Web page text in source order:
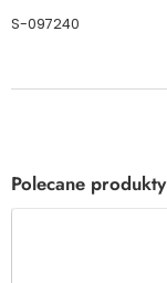
S-097240
Polecane produkty